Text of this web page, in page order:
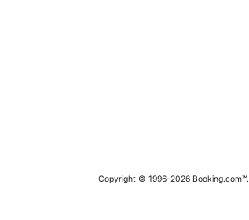
Copyright © 1996–2026